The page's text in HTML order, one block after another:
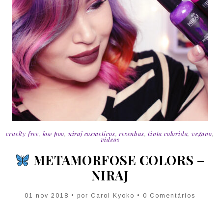
cruelty free, low poo, niraj cosmeticos,resenhas,tinta colorida,vegano,
vídeos
METAMORFOSE COLORS –
NIRAJ
01 nov 2018 • por Carol Kyoko • 0 Comentários